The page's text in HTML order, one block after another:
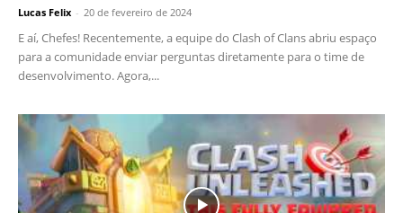
Lucas Felix - 20 de fevereiro de 2024
E aí, Chefes! Recentemente, a equipe do Clash of Clans abriu espaço
para a comunidade enviar perguntas diretamente para o time de
desenvolvimento. Agora,...